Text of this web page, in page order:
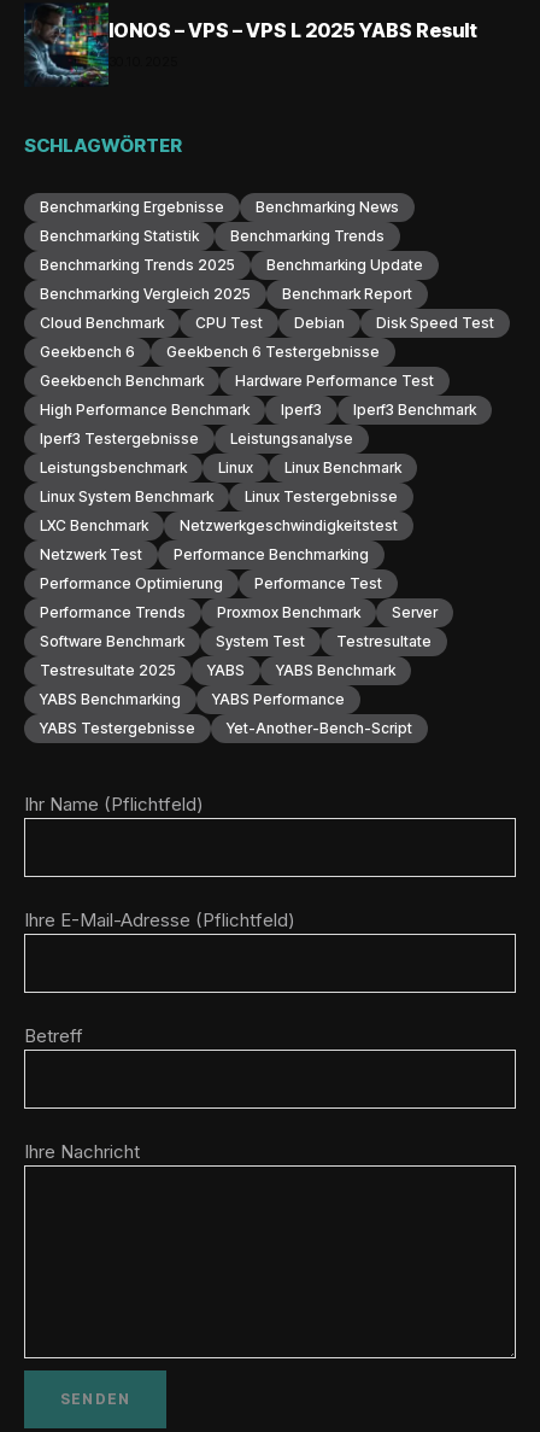
IONOS – VPS – VPS L 2025 YABS Result
SCHLAGWÖRTER
Benchmarking Ergebnisse
Benchmarking News
Benchmarking Statistik
Benchmarking Trends
Benchmarking Trends 2025
Benchmarking Update
Benchmarking Vergleich 2025
Benchmark Report
Cloud Benchmark
CPU Test Debian
Disk Speed Test
Geekbench 6
Geekbench 6 Testergebnisse
Geekbench Benchmark
Hardware Performance Test
High Performance Benchmark
Iperf3
Iperf3 Benchmark
Iperf3 Testergebnisse
Leistungsanalyse
Leistungsbenchmark
Linux
Linux Benchmark
Linux System Benchmark
Linux Testergebnisse
LXC Benchmark
Netzwerkgeschwindigkeitstest
Netzwerk Test
Performance Benchmarking
Performance Optimierung
Performance Test
Performance Trends
Proxmox Benchmark
Server
Software Benchmark
System Test
Testresultate
Testresultate 2025
YABS
YABS Benchmark
YABS Benchmarking
YABS Performance
YABS Testergebnisse
Yet-Another-Bench-Script
Ihr Name (Pflichtfeld)
Ihre E-Mail-Adresse (Pflichtfeld)
Betreff
Ihre Nachricht